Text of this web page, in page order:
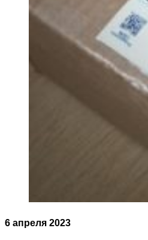
6 апреля 2023